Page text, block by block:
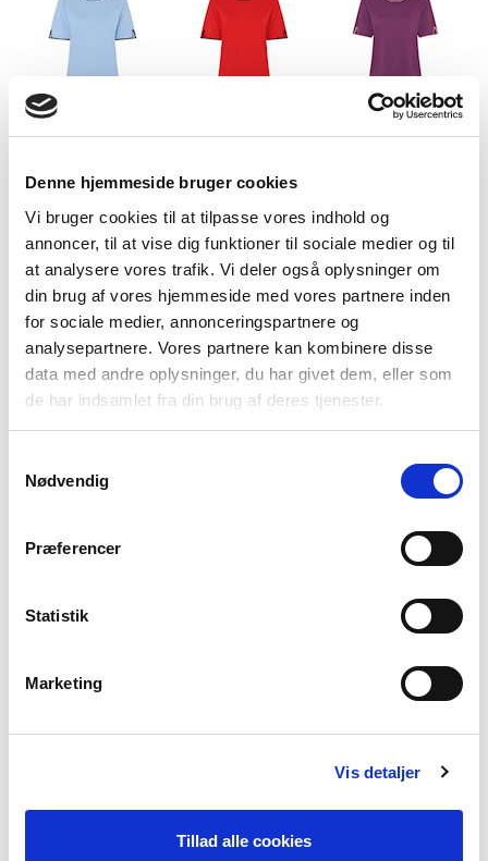
Denne hjemmeside bruger cookies
Vi bruger cookies til at tilpasse vores indhold og
annoncer, til at vise dig funktioner til sociale medier og til
at analysere vores trafik. Vi deler også oplysninger om
din brug af vores hjemmeside med vores partnere inden
for sociale medier, annonceringspartnere og
analysepartnere. Vores partnere kan kombinere disse
data med andre oplysninger, du har givet dem, eller som
de har indsamlet fra din brug af deres tjenester.
Nødvendig
Præferencer
Statistik
Marketing
Vis detaljer
Tillad alle cookies
Sky way blue Plum Purple
Provence Blue Lemon Yellow Summmer Green
Pink Berry Flamingo Pink
Sugar Coral
Classic Red